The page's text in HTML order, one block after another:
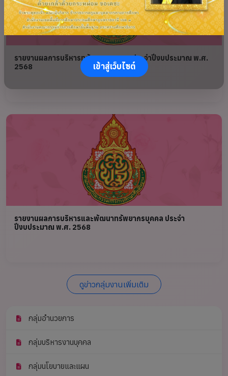
เข้าสู่เว็บไซต์
รายงานผลการบริหารทรัพยากรบุคคล ประจำปีงบประมาณ พ.ศ.
2568
รายงานผลการบริหารและพัฒนาทรัพยากรบุคคล ประจำ
ปีงบประมาณ พ.ศ. 2568
ดูข่าวกลุ่มงานเพิ่มเติม
กลุ่มอำนวยการ
กลุ่มบริหารงานบุคคล
กลุ่มนโยบายและแผน